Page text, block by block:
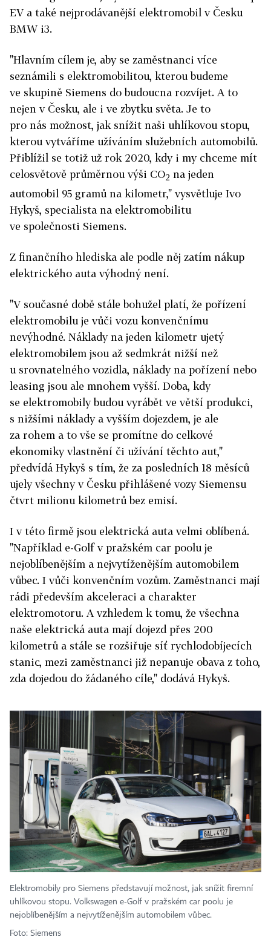
EV a také nejprodávanější elektromobil v Česku
BMW i3.
"Hlavním cílem je, aby se zaměstnanci více
seznámili s elektromobilitou, kterou budeme
ve skupině Siemens do budoucna rozvíjet. A to
nejen v Česku, ale i ve zbytku světa. Je to
pro nás možnost, jak snížit naši uhlíkovou stopu,
kterou vytváříme užíváním služebních automobilů.
Přiblížil se totiž už rok 2020, kdy i my chceme mít
celosvětově průměrnou výši CO2 na jeden
automobil 95 gramů na kilometr," vysvětluje Ivo
Hykyš, specialista na elektromobilitu
ve společnosti Siemens.
Z finančního hlediska ale podle něj zatím nákup
elektrického auta výhodný není.
"V současné době stále bohužel platí, že pořízení
elektromobilu je vůči vozu konvenčnímu
nevýhodné. Náklady na jeden kilometr ujetý
elektromobilem jsou až sedmkrát nižší než
u srovnatelného vozidla, náklady na pořízení nebo
leasing jsou ale mnohem vyšší. Doba, kdy
se elektromobily budou vyrábět ve větší produkci,
s nižšími náklady a vyšším dojezdem, je ale
za rohem a to vše se promítne do celkové
ekonomiky vlastnění či užívání těchto aut,"
předvídá Hykyš s tím, že za posledních 18 měsíců
ujely všechny v Česku přihlášené vozy Siemensu
čtvrt milionu kilometrů bez emisí.
I v této firmě jsou elektrická auta velmi oblíbená.
"Například e-Golf v pražském car ­poolu je
nejoblíbenějším a nejvytíženějším automobilem
vůbec. I vůči konvenčním vozům. Zaměstnanci mají
rádi především akceleraci a charakter
elektromotoru. A vzhledem k tomu, že všechna
naše elektrická auta mají dojezd přes 200
kilometrů a stále se rozšiřuje síť rychlodobíjecích
stanic, mezi zaměstnanci již nepanuje obava z toho,
zda dojedou do žádaného cíle," dodává Hykyš.
Elektromobily pro Siemens představují možnost, jak snížit firemní
uhlíkovou stopu. Volkswagen e-Golf v pražském car poolu je
nejoblíbenějším a nejvytíženějším automobilem vůbec.
Foto: Siemens